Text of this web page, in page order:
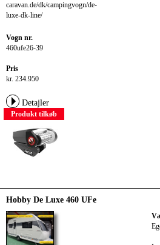
caravan.de/dk/campingvogn/de-
luxe-dk-line/
Vogn nr.
460ufe26-39
Pris
kr. 234.950
Detajler
Produkt tilkøb
Hobby De Luxe 460 UFe